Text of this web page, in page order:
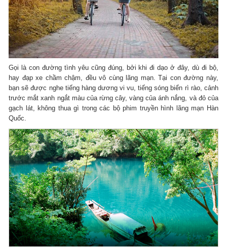
Gọi là con đường tình yêu cũng đúng, bởi khi đi dạo ở đây, dù đi bộ,
hay đạp xe chầm chậm, đều vô cùng lãng mạn. Tại con đường này,
bạn sẽ được nghe tiếng hàng dương vi vu, tiếng sóng biển rì rào, cảnh
trước mắt xanh ngắt màu của rừng cây, vàng của ánh nắng, và đỏ của
gạch lát, không thua gì trong các bộ phim truyền hình lãng mạn Hàn
Quốc.